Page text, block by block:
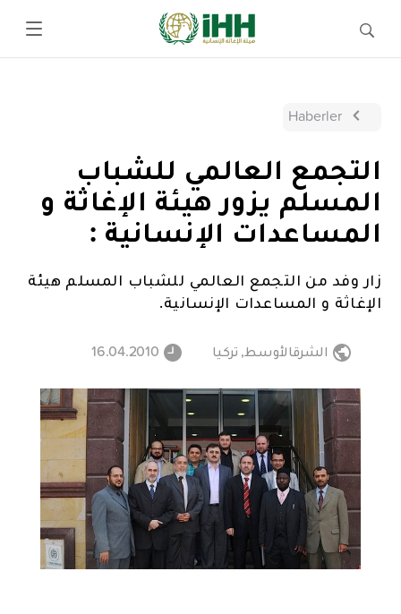
Haberler
التجمع العالمي للشباب
المسلم يزور هيئة الإغاثة و
المساعدات الإنسانية :
زار وفد من التجمع العالمي للشباب المسلم هيئة
الإغاثة و المساعدات الإنسانية.
الشرقالأوسط, تركيا 16.04.2010